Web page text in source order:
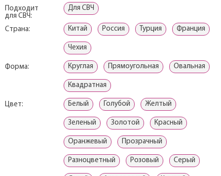
Подходит
для СВЧ:
Для СВЧ
Страна: Китай Россия Турция Франция
Чехия
Форма: Круглая Прямоугольная Овальная
Квадратная
Цвет: Белый Голубой Желтый
Зеленый Золотой Красный
Оранжевый Прозрачный
Разноцветный Розовый Серый